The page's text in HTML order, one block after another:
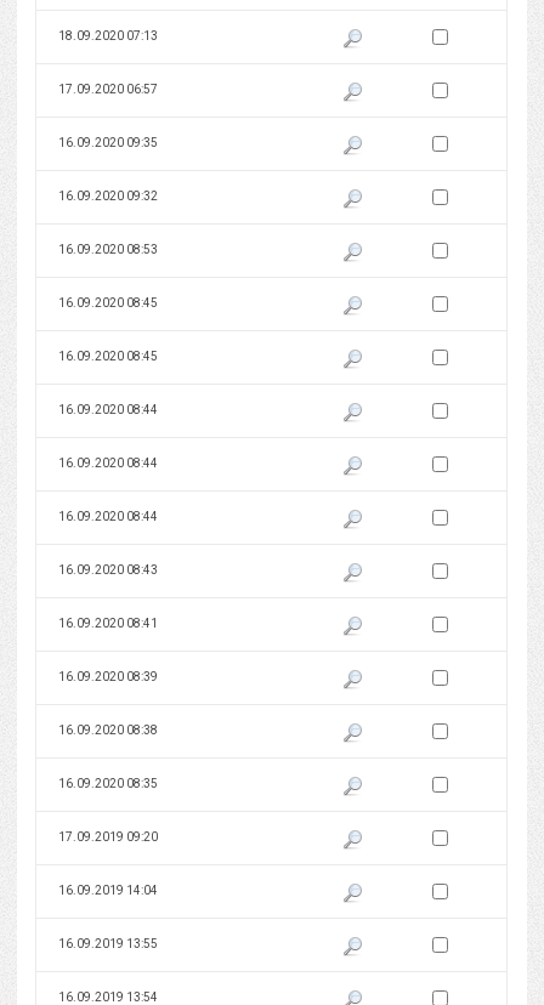
18.09.2020 07:13 Pokaż podgląd wersji z dnia
Zaznacz wersję do
17.09.2020 06:57 Pokaż podgląd wersji z dnia
Zaznacz wersję do
16.09.2020 09:35 Pokaż podgląd wersji z dnia
Zaznacz wersję do
16.09.2020 09:32 Pokaż podgląd wersji z dnia
Zaznacz wersję do
16.09.2020 08:53 Pokaż podgląd wersji z dnia
Zaznacz wersję do
16.09.2020 08:45 Pokaż podgląd wersji z dnia
Zaznacz wersję do
16.09.2020 08:45 Pokaż podgląd wersji z dnia
Zaznacz wersję do
16.09.2020 08:44 Pokaż podgląd wersji z dnia
Zaznacz wersję do
16.09.2020 08:44 Pokaż podgląd wersji z dnia
Zaznacz wersję do
16.09.2020 08:44 Pokaż podgląd wersji z dnia
Zaznacz wersję do
16.09.2020 08:43 Pokaż podgląd wersji z dnia
Zaznacz wersję do
16.09.2020 08:41 Pokaż podgląd wersji z dnia
Zaznacz wersję do
16.09.2020 08:39 Pokaż podgląd wersji z dnia
Zaznacz wersję do
16.09.2020 08:38 Pokaż podgląd wersji z dnia
Zaznacz wersję do
16.09.2020 08:35 Pokaż podgląd wersji z dnia
Zaznacz wersję do
17.09.2019 09:20 Pokaż podgląd wersji z dnia
Zaznacz wersję do
16.09.2019 14:04 Pokaż podgląd wersji z dnia
Zaznacz wersję do
16.09.2019 13:55 Pokaż podgląd wersji z dnia
Zaznacz wersję do
16.09.2019 13:54 Pokaż podgląd wersji z dnia
Zaznacz wersję do